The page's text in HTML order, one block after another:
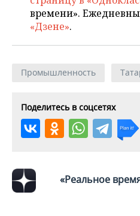
времени».
«Дзене».
Промышленность
Поделитесь в соцсетях
«Реальное